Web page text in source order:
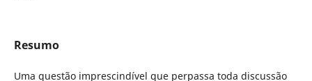
Resumo
Uma questão imprescindível que perpassa toda discussão